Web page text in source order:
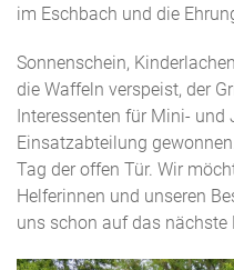
im Eschbach und die
Sonnenschein,
die Waffeln verspeist, der
Interessenten für Mini- und
Einsatzabteilung
Tag der offen Tür. Wir
Helferinnen und unseren
uns schon auf das nächste